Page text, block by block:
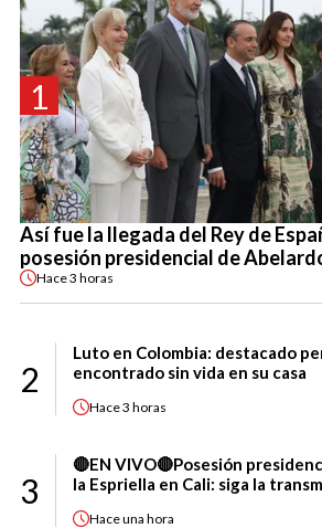
1
Así fue la llegada del Rey de
posesión presidencial de
Hace3 horas
2
Luto en Colombia: destacado
encontrado sin vida en su casa
Hace3 horas
3
🔴EN VIVO🔴Posesión
la Espriella en Cali: siga la
Haceuna hora